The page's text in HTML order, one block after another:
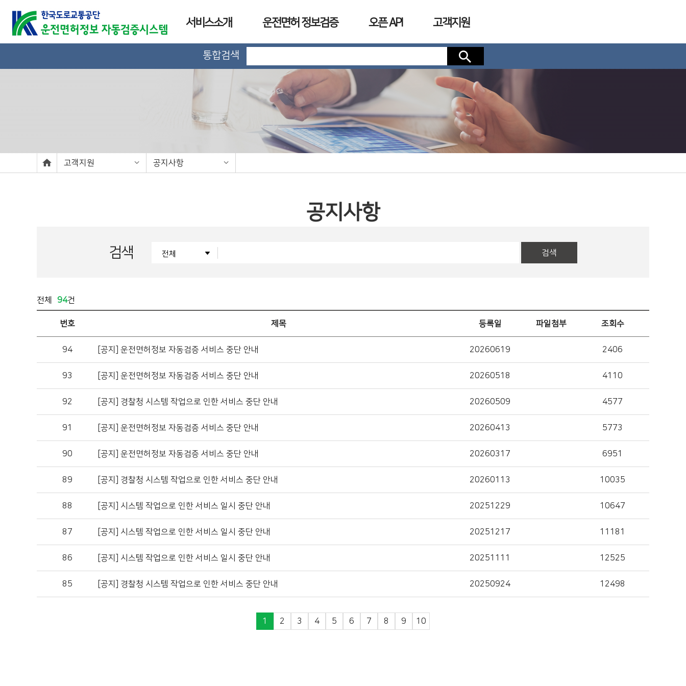
서비스소개 운전면허 정보검증 오픈 API 고객지원
통합검색 검색
고객지원 공지사항
공지사항
검색 검색
전체 94건
번호 제목 등록일 파일첨부 조회수
94 [공지] 운전면허정보 자동검증 서비스 중단 안내 20260619 2406
93 [공지] 운전면허정보 자동검증 서비스 중단 안내 20260518 4110
92 [공지] 경찰청 시스템 작업으로 인한 서비스 중단 안내 20260509 4577
91 [공지] 운전면허정보 자동검증 서비스 중단 안내 20260413 5773
90 [공지] 운전면허정보 자동검증 서비스 중단 안내 20260317 6951
89 [공지] 경찰청 시스템 작업으로 인한 서비스 중단 안내 20260113 10035
88 [공지] 시스템 작업으로 인한 서비스 일시 중단 안내 20251229 10647
87 [공지] 시스템 작업으로 인한 서비스 일시 중단 안내 20251217 11181
86 [공지] 시스템 작업으로 인한 서비스 일시 중단 안내 20251111 12525
85 [공지] 경찰청 시스템 작업으로 인한 서비스 중단 안내 20250924 12498
1 2 3 4 5 6 7 8 9 10